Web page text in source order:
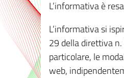
L’informativa è
L’informativa si
29 della direttiva
particolare, le
web,